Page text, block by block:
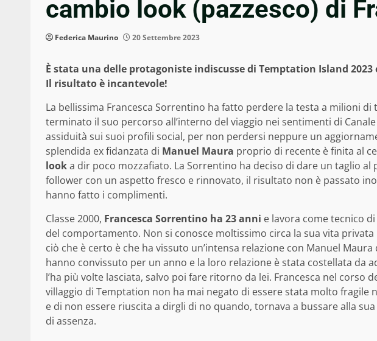
cambio look (pazzesco) di
Federica Maurino 20 Settembre 2023
È stata una delle protagoniste indiscusse di Temptation Island
Il risultato è incantevole!
La bellissima Francesca Sorrentino ha fatto perdere la testa a milioni
terminato il suo percorso all’interno del viaggio nei sentimenti di
assiduità sui suoi profili social, per non perdersi neppure un
splendida ex fidanzata di Manuel Maura proprio di recente è finita al
looka dir poco mozzafiato. La Sorrentino ha deciso di dare un taglio al
follower con un aspetto fresco e rinnovato, il risultato non è passato
hanno fatto i complimenti.
Classe 2000, Francesca Sorrentino ha 23 anni e lavora come tecnico
del comportamento. Non si conosce moltissimo circa la sua vita
ciò che è certo è che ha vissuto un’intensa relazione con Manuel
hanno convissuto per un anno e la loro relazione è stata costellata da
l’ha più volte lasciata, salvo poi fare ritorno da lei. Francesca nel corso
villaggio di Temptation non ha mai negato di essere stata molto fragile
e di non essere riuscita a dirgli di no quando, tornava a bussare alla
di assenza.